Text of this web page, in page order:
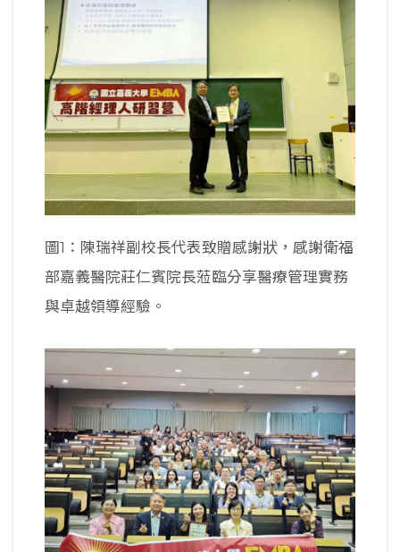
圖1：陳瑞祥副校長代表致贈感謝狀，感謝衛福
部嘉義醫院莊仁賓院長蒞臨分享醫療管理實務
與卓越領導經驗。